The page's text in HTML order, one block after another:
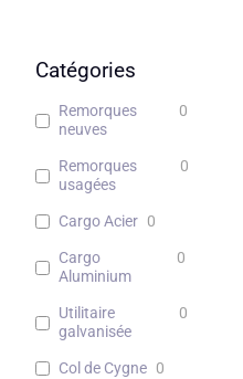
Catégories
Remorques
neuves
0
Remorques
usagées
0
Cargo Acier 0
Cargo
Aluminium
0
Utilitaire
galvanisée
0
Col de Cygne 0